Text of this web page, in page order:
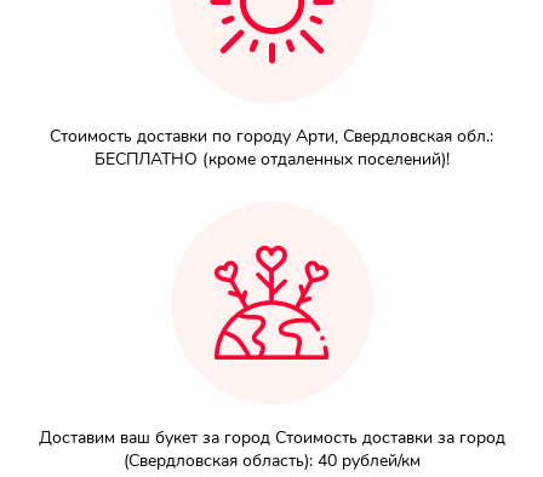
Стоимость доставки по городу Арти, Свердловская обл.:
БЕСПЛАТНО (кроме отдаленных поселений)!
Доставим ваш букет за город Стоимость доставки за город
(Свердловская область): 40 рублей/км